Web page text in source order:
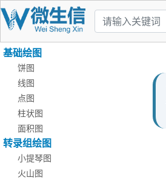
基础绘图
饼图
线图
点图
柱状图
面积图
转录组绘图
小提琴图
火山图